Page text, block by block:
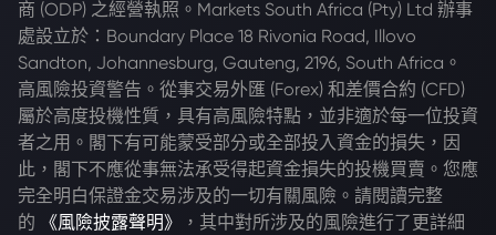
商 (ODP) 之經營執照。Markets South Africa (Pty) Ltd 辦事
處設立於：Boundary Place 18 Rivonia Road, Illovo
Sandton, Johannesburg, Gauteng, 2196, South Africa。
高風險投資警告。從事交易外匯 (Forex) 和差價合約 (CFD)
屬於高度投機性質，具有高風險特點，並非適於每一位投資
者之用。閣下有可能蒙受部分或全部投入資金的損失，因
此，閣下不應從事無法承受得起資金損失的投機買賣。您應
完全明白保證金交易涉及的一切有關風險。請閱讀完整
的
《風險披露聲明》
，其中對所涉及的風險進行了更詳細